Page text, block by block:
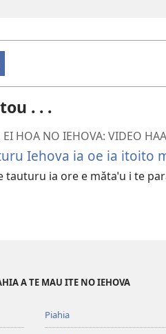
. . .
EI HOA NO IEHOVA: VIDEO
Iehova ia oe ia itoito
tauturu ia ore e mǎtaˈu i te
A TE MAU ITE NO IEHOVA
Piahia